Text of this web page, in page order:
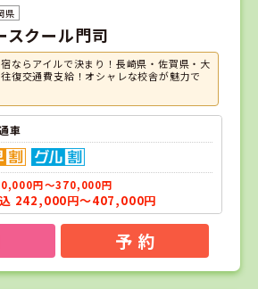
県
スクール門司
ならアイルで決まり！長崎県・佐賀県・大
復交通費支給！オシャレな校舎が魅力で
車
円～370,000円
242,000円～407,000円
予 約